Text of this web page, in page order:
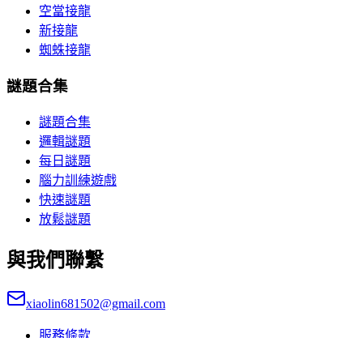
空當接龍
新接龍
蜘蛛接龍
謎題合集
謎題合集
邏輯謎題
每日謎題
腦力訓練遊戲
快速謎題
放鬆謎題
與我們聯繫
xiaolin681502@gmail.com
服務條款